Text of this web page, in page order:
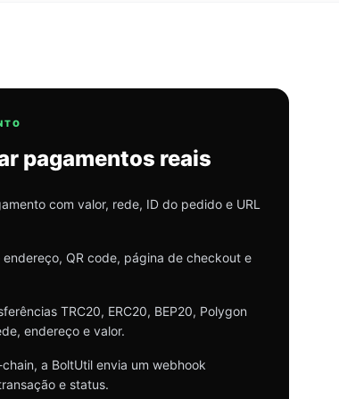
pagamentos reais
com valor, rede, ID do pedido e URL
QR code, página de checkout e
TRC20, ERC20, BEP20, Polygon
endereço e valor.
a BoltUtil envia um webhook
e status.